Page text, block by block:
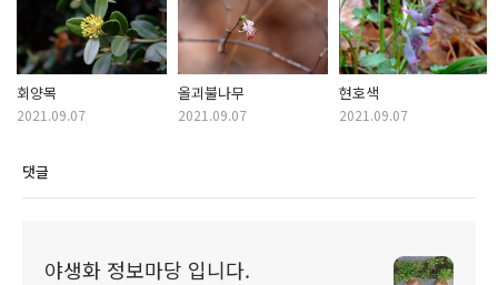
회양목
2021.09.07
올괴불나무
2021.09.07
현호색
2021.09.07
댓글
야생화 정보마당 입니다.